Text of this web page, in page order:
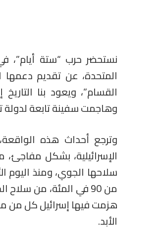
نستحضر حرب “ستة أيام”،
المتحدة، عن تقديم
وهاجمت سفينة تابعة
الإسرائيلية، بشكل
سلاحها الجوي، ومنذ اليوم
من 90 في المئة، من
هزمت فيها إسرائيل كل من
الأبد.